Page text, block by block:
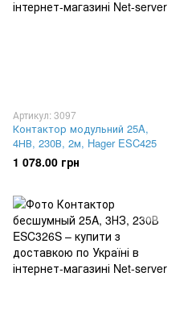
Артикул: 3097
Контактор модульний 25A,
4НВ, 230В, 2м, Hager ESC425
1 078.00 грн